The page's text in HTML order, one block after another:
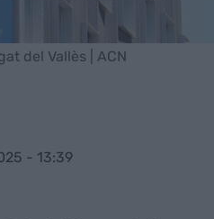
del Vallès | ACN
- 13:39